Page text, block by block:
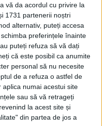
vă da acordul cu privire la
1731 partenerii noștri
alternativ, puteți accesa
preferințele înainte
puteți refuza să vă dați
că este posibil ca anumite
personal să nu necesite
de a refuza o astfel de
numai acestui site
sau să vă retrageți
la acest site și
din partea de jos a
și Camponesi
și
Liga) își
nevoia de a
asupra oricărei
simbolurile
noastre,